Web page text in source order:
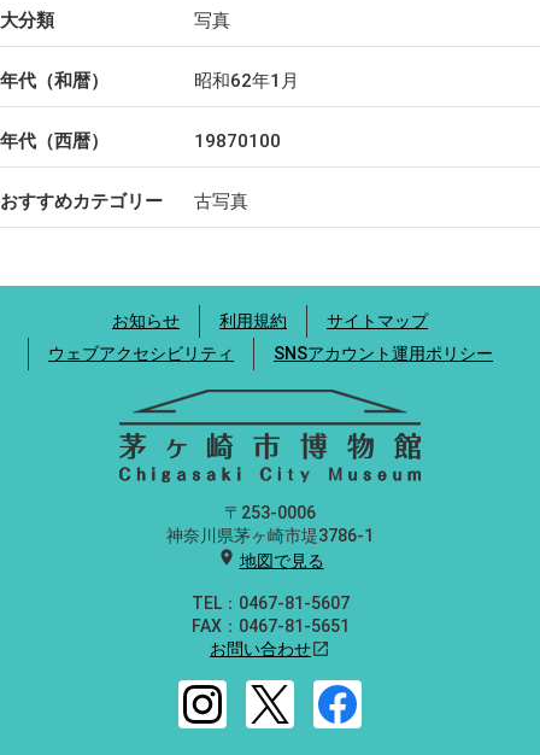
大分類 写真
年代（和暦） 昭和62年1月
年代（西暦） 19870100
おすすめカテゴリー 古写真
お知らせ 利用規約
サイトマップ
ウェブアクセシビリティ
SNSアカウント運用ポリシー
〒253-0006
神奈川県茅ヶ崎市堤3786-1
location_on 地図で見る
TEL：0467-81-5607
FAX：0467-81-5651
お問い合わせopen_in_new